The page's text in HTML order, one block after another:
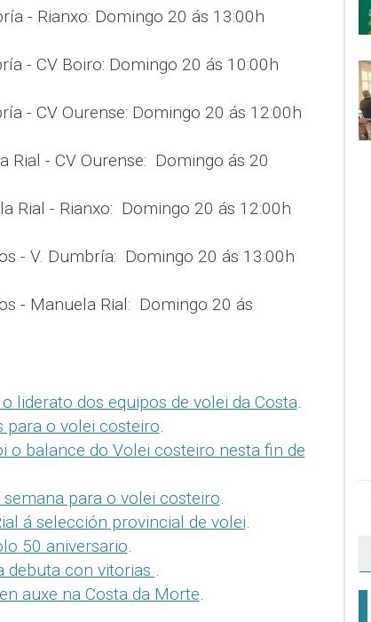
- Rianxo: Domingo 20 ás 13:00h
- CV Boiro: Domingo 20 ás 10:00h
- CV Ourense: Domingo 20 ás 12:00h
Rial - CV Ourense: Domingo ás 20
Rial - Rianxo: Domingo 20 ás 12:00h
- V. Dumbría: Domingo 20 ás 13:00h
- Manuela Rial: Domingo 20 ás
liderato dos equipos de volei da Costa.
para o volei costeiro.
o balance do Volei costeiro nesta fin de
para o volei costeiro.
á selección provincial de volei.
50 aniversario.
debuta con vitorias .
auxe na Costa da Morte.